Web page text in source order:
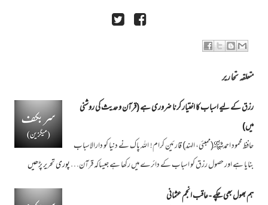
متعلقہ تحاریر
رزق کے لیے اسباب کا اختیار کرنا ضروری ہے (قرآن و حدیث کی روشنی
میں)
حافظ محمود احمد﷾(ممبئی، الہند) قارئین کرام! اللہ پاک نے دنیا کو دارالاسباب
بنایا ہے اور حصول رزق کو اسباب کے دائرے میں رکھا ہے جیساکہ قرآن…پوری تحریر پڑھیں
ہم بھول بھی چکے - عاقب انجم عثمانی